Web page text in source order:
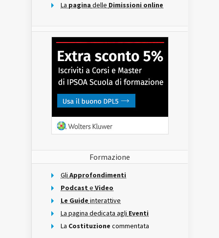
La pagina delle Dimissioni online
Formazione
Gli Approfondimenti
Podcast e Video
Le Guide interattive
La pagina dedicata agli Eventi
La Costituzione commentata